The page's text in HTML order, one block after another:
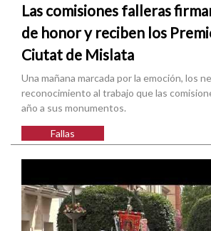
Las comisiones falleras
de honor y reciben los
Ciutat de Mislata
Una mañana marcada por la emoción, los
reconocimiento al trabajo que las
año a sus monumentos.
Fallas